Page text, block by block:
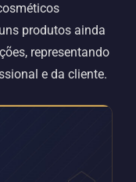
produtos ainda
representando
e da cliente.